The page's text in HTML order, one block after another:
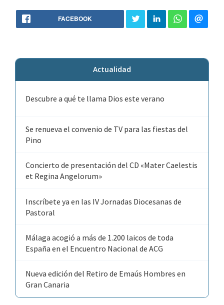
FACEBOOK
Actualidad
Descubre a qué te llama Dios este verano
Se renueva el convenio de TV para las fiestas del
Pino
Concierto de presentación del CD «Mater Caelestis
et Regina Angelorum»
Inscríbete ya en las IV Jornadas Diocesanas de
Pastoral
Málaga acogió a más de 1.200 laicos de toda
España en el Encuentro Nacional de ACG
Nueva edición del Retiro de Emaús Hombres en
Gran Canaria